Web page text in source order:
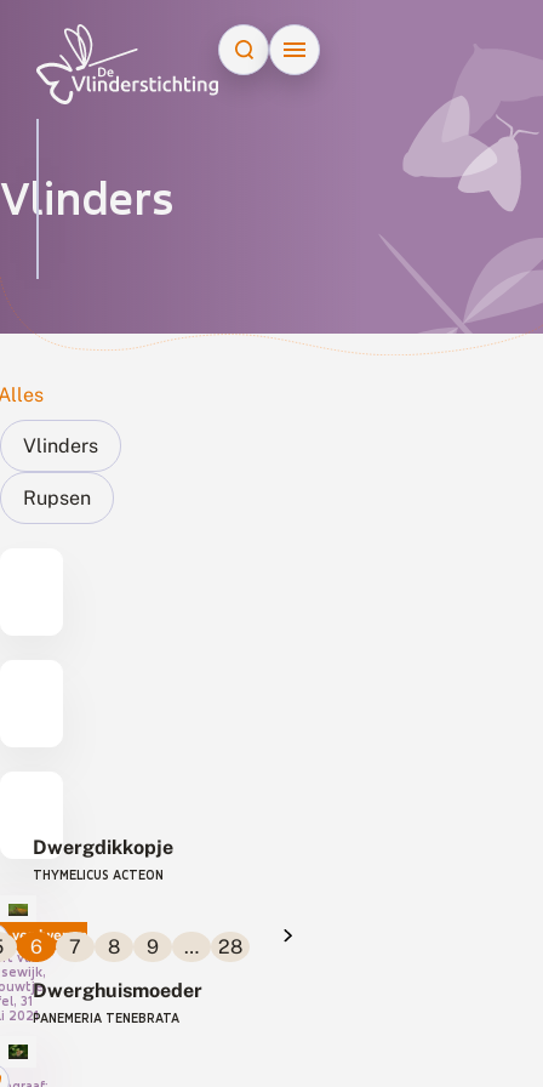
Vlinders
Vlinders
Rupsen
verdwenen
Dwergdikkopje
THYMELICUS ACTEON
van
31
2021
Dwerghuismoeder
PANEMERIA TENEBRATA
6 7 8 9 … 28